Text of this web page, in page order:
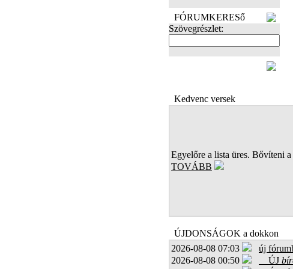
FÓRUMKERESő
Szövegrészlet:
Kedvenc versek
Egyelőre a lista üres. Bővíteni
TOVÁBB
ÚJDONSÁGOK a dokkon
2026-08-08 07:03
új
2026-08-08 00:50
ÚJ